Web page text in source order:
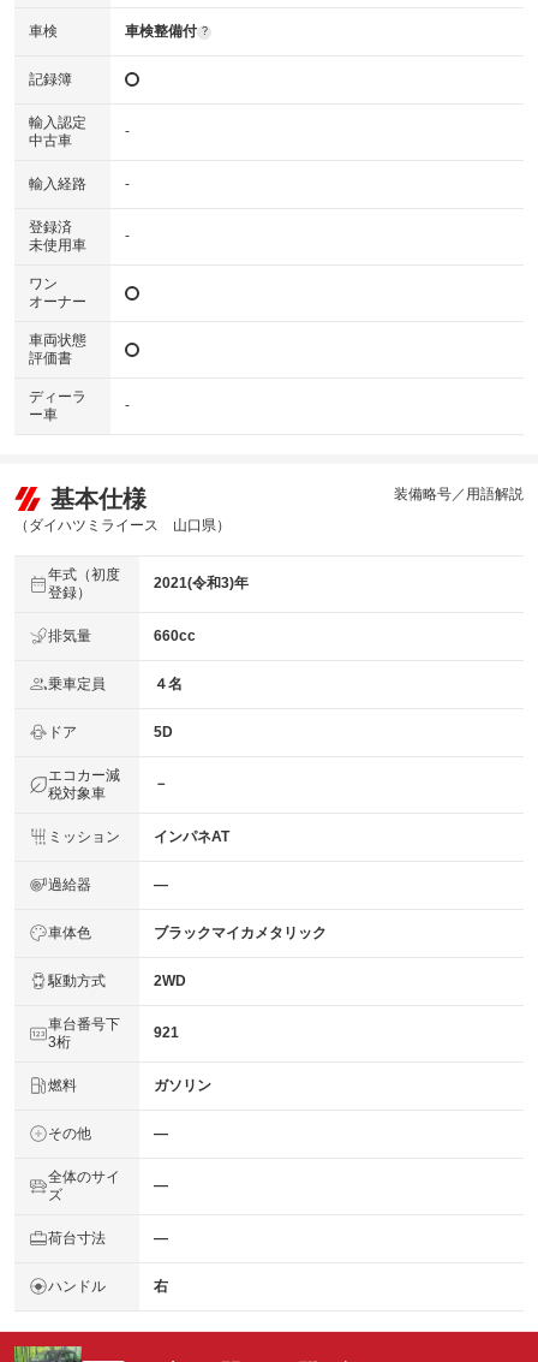
車検 車検整備付 ?
記録簿
輸入認定
中古車
-
輸入経路 -
登録済
未使用車
-
ワン
オーナー
車両状態
評価書
ディーラ
ー車
-
基本仕様
（ダイハツミライース 山口県）
装備略号／用語解説
年式（初度
登録）
2021(令和3)年
排気量 660cc
乗車定員 ４名
ドア 5D
エコカー減
税対象車
－
ミッション インパネAT
過給器 ―
車体色 ブラックマイカメタリック
駆動方式 2WD
車台番号下
3桁
921
燃料 ガソリン
その他 ―
全体のサイ
ズ
―
荷台寸法 ―
ハンドル 右